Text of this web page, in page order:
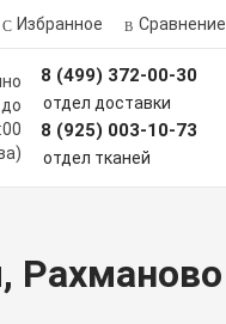
Избранное Сравнение
8 (499) 372-00-30
отдел доставки
8 (925) 003-10-73
отдел тканей
Рахманово